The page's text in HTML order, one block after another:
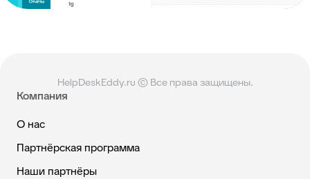
HelpDeskEddy.ru © Все права защищены.
Компания
О нас
Партнёрская программа
Наши партнёры